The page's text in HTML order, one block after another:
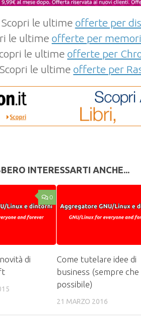
Scopri le ultime offerte per
le ultime offerte per
le ultime offerte per
Scopri le ultime offerte per
INTERESSARTI ANCHE...
0
di
Come tutelare idee di
business (sempre che
possibile)
21 MARZO 2016